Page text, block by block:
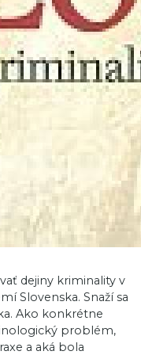
dejiny kriminality v
Slovenska. Snaží sa
Ako konkrétne
problém,
a aká bola